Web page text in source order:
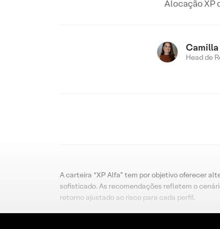
Alocação XP
Head de
A carteira “XP Alfa” tem por objetivo oferecer
sofisticado. As recomendações refletem o
retorno ajustado ao risco para cada perfil.